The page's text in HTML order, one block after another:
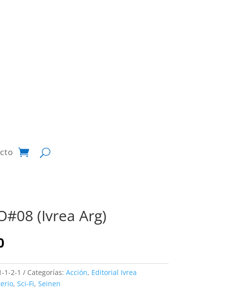
(Ivrea Arg)
El
actual
es:
$6990.
1-2-1 Categorías: Acción, Editorial Ivrea
, Sci-Fi, Seinen